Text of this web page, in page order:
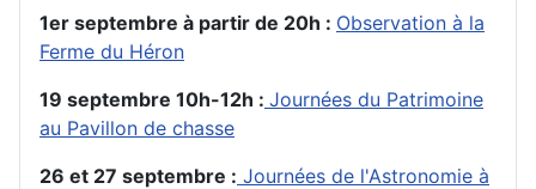
1er septembre à partir de 20h : Observation à la
Ferme du Héron
19 septembre 10h-12h : Journées du Patrimoine
au Pavillon de chasse
26 et 27 septembre : Journées de l'Astronomie à